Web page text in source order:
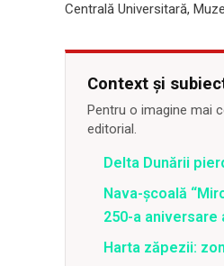
Centrală Universitară,
Context și
Pentru o imagine mai
editorial.
Delta Dunării
Nava-școală
250-a aniversare
Harta zăpezii: